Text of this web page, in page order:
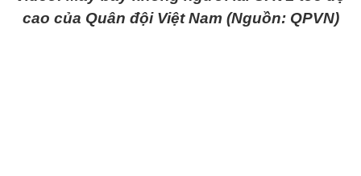
cao của Quân đội Việt Nam (Nguồn: QPVN)